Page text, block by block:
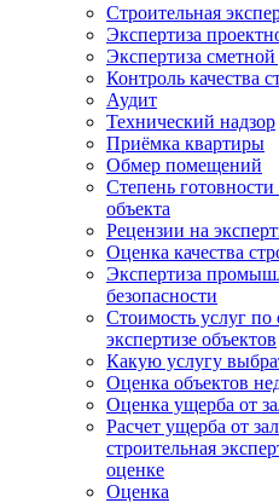
Строительная
Экспертиза
Экспертиза
Контроль качества
Аудит
Технический надзор
Приёмка квартиры
Обмер помещений
Степень готовности
объекта
Рецензии на
Оценка качества
Экспертиза
безопасности
Стоимость услуг
экспертизе объектов
Какую услугу
Оценка объектов
Оценка ущерба от
Расчет ущерба от
строительная
оценке
Оценка